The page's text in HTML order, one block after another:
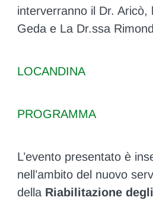
interverranno il Dr. Aricò,
Geda e La Dr.ssa
LOCANDINA
PROGRAMMA
L’evento presentato è
nell’ambito del nuovo
dellaRiabilitazione